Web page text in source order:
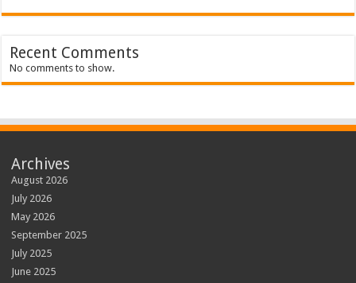
Recent Comments
No comments to show.
Archives
August 2026
July 2026
May 2026
September 2025
July 2025
June 2025